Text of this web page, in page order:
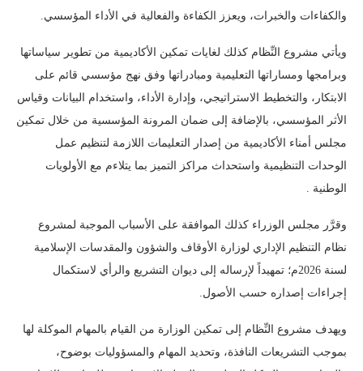
والكفاءات والخبرات، ويعزز الكفاءة والفعالية في الأداء المؤسسي.
ويأتي مشروع النِّظام كذلك لغايات تمكين الأكاديمية من تطوير سياساتها
وبرامجها ومساراتها التعليمية ومبادراتها وفق نهج مؤسسي قائم على
الابتكار، والتخطيط الاستراتيجي، وإدارة الأداء، واستخدام البيانات وقياس
الأثر المؤسسي، بالإضافة إلى ضمان المرونة المؤسسية من خلال تمكين
مجلس أمناء الأكاديمية من إصدار التعليمات اللازمة لتنظيم عمل
الوحدات التنظيمية واستحداث مراكز التميز بما يتلاءم مع الأولويات
الوطنية .
وقرَّر مجلس الوزراء كذلك الموافقة على الأسباب الموجبة لمشروع
نظام التنظيم الإداري لوزارة الأوقاف والشؤون والمقدسات الإسلامية
لسنة 2026م؛ تمهيداً لإرساله إلى ديوان التشريع والرأي لاستكمال
إجراءات إصداره حسب الأصول.
ويهدف مشروع النِّظام إلى تمكين الوزارة من القيام بالمهام الموكلة لها
بموجب التشريعات النافذة، وتحديد المهام والمسؤوليات بوضوح،